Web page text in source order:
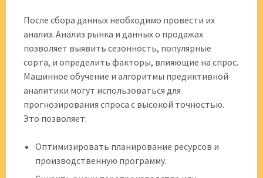
После сбора данных необходимо провести их
анализ. Анализ рынка и данных о продажах
позволяет выявить сезонность, популярные
сорта, и определить факторы, влияющие на спрос.
Машинное обучение и алгоритмы предиктивной
аналитики могут использоваться для
прогнозирования спроса с высокой точностью.
Это позволяет:
Оптимизировать планирование ресурсов и
производственную программу.